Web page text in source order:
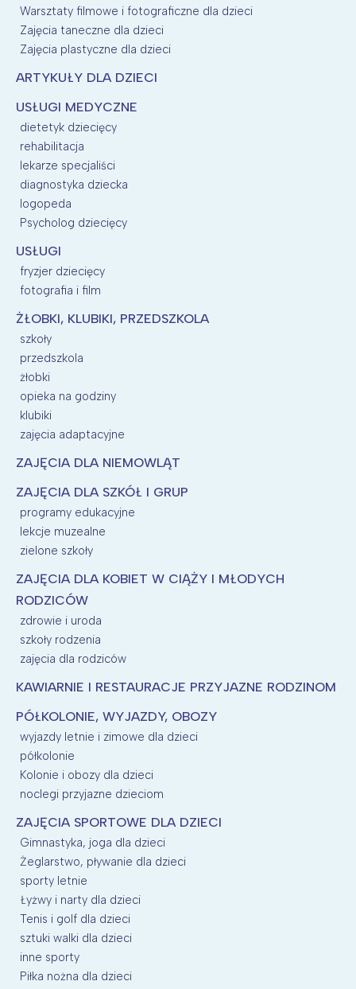
Warsztaty filmowe i fotograficzne dla dzieci
Zajęcia taneczne dla dzieci
Zajęcia plastyczne dla dzieci
ARTYKUŁY DLA DZIECI
USŁUGI MEDYCZNE
dietetyk dziecięcy
rehabilitacja
lekarze specjaliści
diagnostyka dziecka
logopeda
Psycholog dziecięcy
USŁUGI
fryzjer dziecięcy
fotografia i film
ŻŁOBKI, KLUBIKI, PRZEDSZKOLA
szkoły
przedszkola
żłobki
opieka na godziny
klubiki
zajęcia adaptacyjne
ZAJĘCIA DLA NIEMOWLĄT
ZAJĘCIA DLA SZKÓŁ I GRUP
programy edukacyjne
lekcje muzealne
zielone szkoły
ZAJĘCIA DLA KOBIET W CIĄŻY I MŁODYCH
RODZICÓW
zdrowie i uroda
szkoły rodzenia
zajęcia dla rodziców
KAWIARNIE I RESTAURACJE PRZYJAZNE RODZINOM
PÓŁKOLONIE, WYJAZDY, OBOZY
wyjazdy letnie i zimowe dla dzieci
półkolonie
Kolonie i obozy dla dzieci
noclegi przyjazne dzieciom
ZAJĘCIA SPORTOWE DLA DZIECI
Gimnastyka, joga dla dzieci
Żeglarstwo, pływanie dla dzieci
sporty letnie
Łyżwy i narty dla dzieci
Tenis i golf dla dzieci
sztuki walki dla dzieci
inne sporty
Piłka nożna dla dzieci